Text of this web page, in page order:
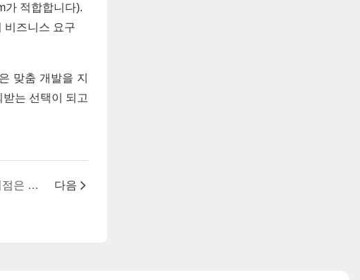
가 적합합니다).
비즈니스 요구
맞춤 개발을 지
는 선택이 되고
열전사 프린터와 직접 열전사 프린터의 차이점은 무엇인가요? 다음